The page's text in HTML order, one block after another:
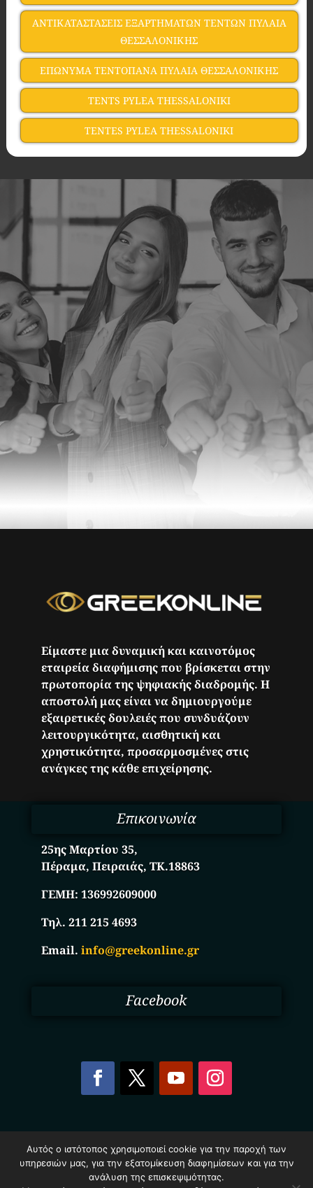
ΑΝΤΙΚΑΤΑΣΤΑΣΕΙΣ ΕΞΑΡΤΗΜΑΤΩΝ ΤΕΝΤΩΝ ΠΥΛΑΙΑ
ΘΕΣΣΑΛΟΝΙΚΗΣ
ΕΠΩΝΥΜΑ ΤΕΝΤΟΠΑΝΑ ΠΥΛΑΙΑ ΘΕΣΣΑΛΟΝΙΚΗΣ
TENTS PYLEA THESSALONIKI
TENTES PYLEA THESSALONIKI
Είμαστε μια δυναμική και καινοτόμος
εταιρεία διαφήμισης που βρίσκεται στην
πρωτοπορία της ψηφιακής διαδρομής. Η
αποστολή μας είναι να δημιουργούμε
εξαιρετικές δουλειές που συνδυάζουν
λειτουργικότητα, αισθητική και
χρηστικότητα, προσαρμοσμένες στις
ανάγκες της κάθε επιχείρησης.
Επικοινωνία
25ης Μαρτίου 35,
Πέραμα, Πειραιάς, ΤΚ.18863
ΓΕΜΗ:136992609000
Τηλ. 211 215 4693
Email.info@greekonline.gr
Facebook
Επιχειρήσεων Ελλάδας – Greekonline.gr. All Rights
Reserved.
Όροι & Προυποθέσεις–Προστασία Προσωπικών
Αυτός ο ιστότοπος χρησιμοποιεί cookie για την παροχή των
υπηρεσιών μας, για την εξατομίκευση διαφημίσεων και για την
ανάλυση της επισκεψιμότητας.